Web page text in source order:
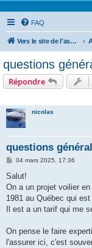
FAQ
Vers le site de l'association-first30.org
questions
Répondre
nicolas
questions
M
s
a
g
04 mars 2025, 17:36
Salut!
On a un projet voilier
1981 au Québec qui
Il est a un tarif qui me
On pense le faire
l'assurer ici, c'est